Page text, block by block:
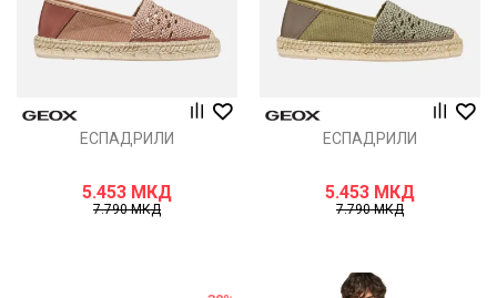
ЕСПАДРИЛИ
5.453 МКД
7.790МКД
ЕСПАДРИЛИ
5.453 МКД
7.790МКД